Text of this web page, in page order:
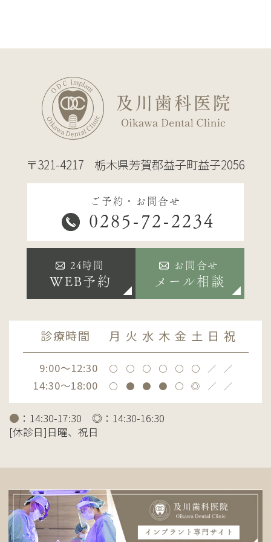
〒321-4217 栃木県芳賀郡益子町益子2056
ご予約・お問合せ
0285-72-2234
24時間
WEB予約
お問合せ
メール相談
診療時間 月 火 水 木 金 土 日 祝
9:00～12:30 〇 〇 〇 〇 〇 〇 ／ ／
14:30～18:00 〇 ● ● ● 〇 ◎ ／ ／
● ：14:30-17:30 ◎：14:30-16:30
[休診日]日曜、祝日